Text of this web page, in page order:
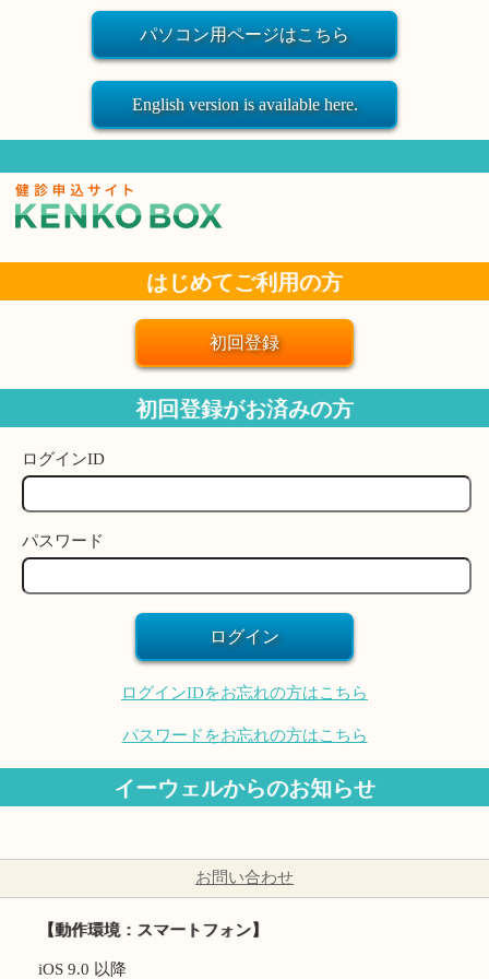
はじめてご利用の方
初回登録がお済みの方
ログインID
パスワード
ログインIDをお忘れの方はこちら
パスワードをお忘れの方はこちら
イーウェルからのお知らせ
お問い合わせ
【動作環境：スマートフォン】
iOS 9.0 以降